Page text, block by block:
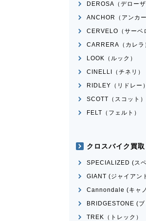
買取価格
DEROSA（デローザ
ANCHOR（アンカー
CERVELO（サーベ
CARRERA（カレラ
LOOK（ルック）
CINELLI（チネリ）
RIDLEY（リドレー）
SCOTT（スコット）
FELT（フェルト）
クロスバイク買取
SPECIALIZED (ス
GIANT (ジャイアン
Cannondale (キャ
BRIDGESTONE (
TREK（トレック）